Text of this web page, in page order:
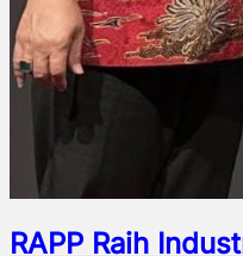
RAPP Raih